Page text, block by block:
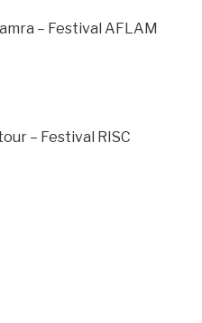
– Festival AFLAM
– Festival RISC